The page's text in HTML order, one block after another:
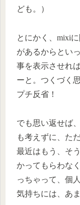
ども。）
とにかく、mixi
があるからとい
事を表示させれ
ーと。つくづく
プチ反省！
でも思い返せば
も考えずに、た
最近はもう、そ
かってもらわな
っちゃって、個
気持ちには、あ